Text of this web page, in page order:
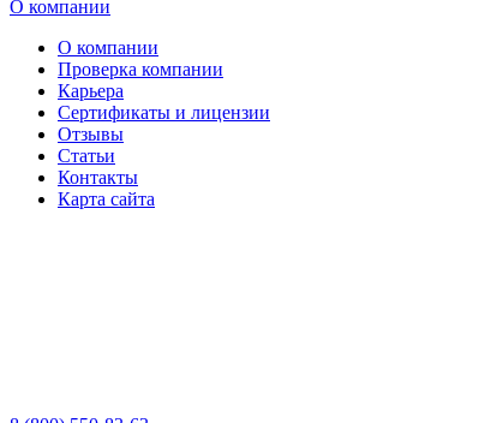
О компании
О компании
Проверка компании
Карьера
Сертификаты и лицензии
Отзывы
Статьи
Контакты
Карта сайта